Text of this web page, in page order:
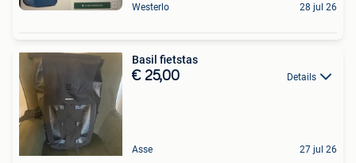
Westerlo 28 jul 26
Basil fietstas
€ 25,00 Details
Asse 27 jul 26